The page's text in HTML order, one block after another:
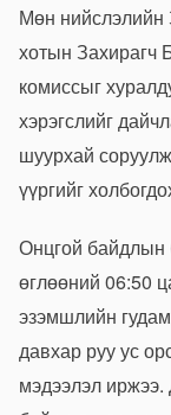
Мөн нийслэлийн
хотын Захирагч
комиссыг
хэрэгслийг
шуурхай
үүргийг
Онцгой байдлын
өглөөний 06:50
эзэмшлийн
давхар руу ус
мэдээлэл иржээ.